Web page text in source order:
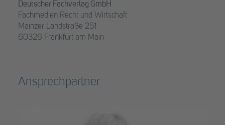
Deutscher Fachverlag GmbH
Fachmedien Recht und Wirtschaft
Mainzer Landstraße 251
60326 Frankfurt am Main
Ansprechpartner